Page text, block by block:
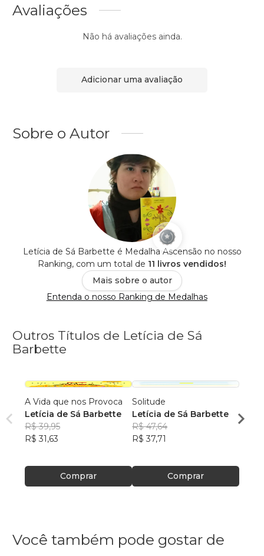
Avaliações
Não há avaliações ainda.
Adicionar uma avaliação
Sobre o Autor
Letícia de Sá Barbette é Medalha Ascensão no nosso
Ranking, com um total de 11 livros vendidos!
Mais sobre o autor
Entenda o nosso Ranking de Medalhas
Outros Títulos de Letícia de Sá
Barbette
A Vida que nos Provoca
Letícia de Sá Barbette
R$ 39,95
R$ 31,63
Comprar
Solitude
Letícia de Sá Barbette
R$ 47,64
R$ 37,71
Comprar
de
Você também pode gostar de